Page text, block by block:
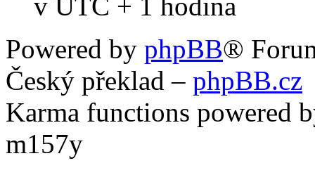
Powered by phpBB®
Český překlad – phpBB.cz
Karma functions powered
m157y